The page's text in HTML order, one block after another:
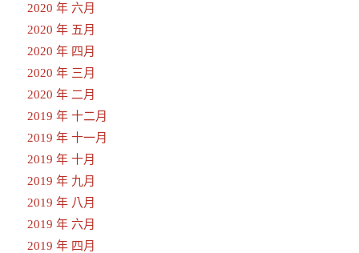
2020 年 六月
2020 年 五月
2020 年 四月
2020 年 三月
2020 年 二月
2019 年 十二月
2019 年 十一月
2019 年 十月
2019 年 九月
2019 年 八月
2019 年 六月
2019 年 四月